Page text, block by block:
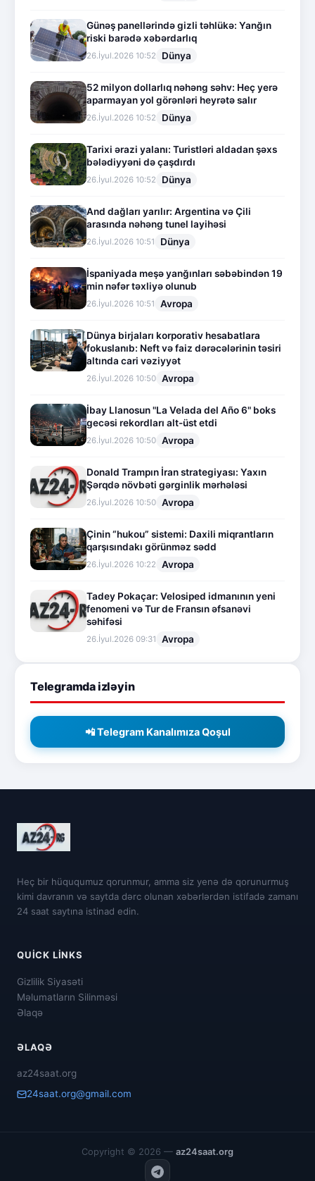
Günəş panellərində gizli təhlükə: Yanğın
riski barədə xəbərdarlıq
26.İyul.2026 10:52 Dünya
52 milyon dollarlıq nəhəng səhv: Heç yerə
aparmayan yol görənləri heyrətə salır
26.İyul.2026 10:52 Dünya
Tarixi ərazi yalanı: Turistləri aldadan şəxs
bələdiyyəni də çaşdırdı
26.İyul.2026 10:52 Dünya
And dağları yarılır: Argentina və Çili
arasında nəhəng tunel layihəsi
26.İyul.2026 10:51 Dünya
İspaniyada meşə yanğınları səbəbindən 19
min nəfər təxliyə olunub
26.İyul.2026 10:51 Avropa
Dünya birjaları korporativ hesabatlara
fokuslanıb: Neft və faiz dərəcələrinin təsiri
altında cari vəziyyət
26.İyul.2026 10:50 Avropa
İbay Llanosun "La Velada del Año 6" boks
gecəsi rekordları alt-üst etdi
26.İyul.2026 10:50 Avropa
Donald Trampın İran strategiyası: Yaxın
Şərqdə növbəti gərginlik mərhələsi
26.İyul.2026 10:50 Avropa
Çinin “hukou” sistemi: Daxili miqrantların
qarşısındakı görünməz sədd
26.İyul.2026 10:22 Avropa
Tadey Pokaçar: Velosiped idmanının yeni
fenomeni və Tur de Fransın əfsanəvi
səhifəsi
26.İyul.2026 09:31 Avropa
Telegramda izləyin
📲 Telegram Kanalımıza Qoşul
Heç bir hüququmuz qorunmur, amma siz yenə də qorunurmuş
kimi davranın və saytda dərc olunan xəbərlərdən istifadə zamanı
24 saat saytına istinad edin.
QUICK LINKS
Gizlilik Siyasəti
Məlumatların Silinməsi
Əlaqə
ƏLAQƏ
az24saat.org
24saat.org@gmail.com
Copyright © 2026 — az24saat.org